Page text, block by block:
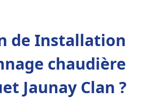
de Installation
chaudière
Jaunay Clan ?